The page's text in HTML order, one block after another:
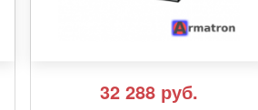
32 288 руб.